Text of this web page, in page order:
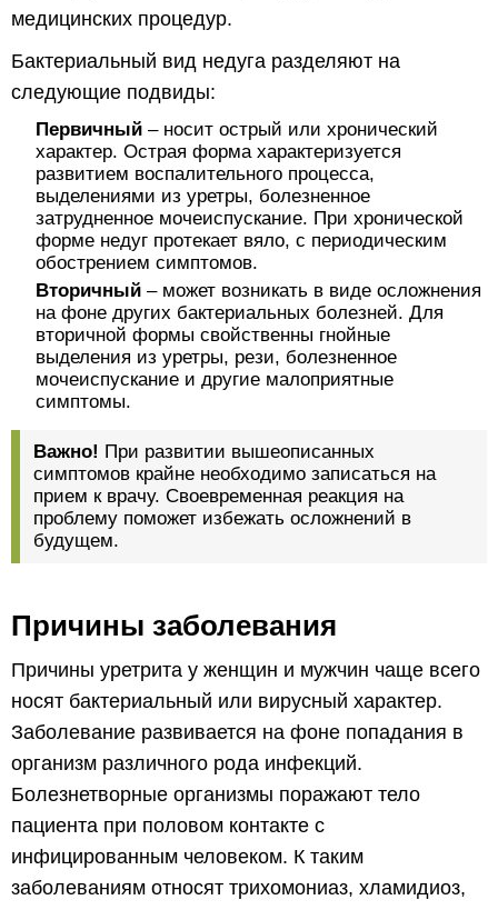
медицинских процедур.
Бактериальный вид недуга разделяют на
следующие подвиды:
Первичный – носит острый или хронический
характер. Острая форма характеризуется
развитием воспалительного процесса,
выделениями из уретры, болезненное
затрудненное мочеиспускание. При хронической
форме недуг протекает вяло, с периодическим
обострением симптомов.
Вторичный – может возникать в виде осложнения
на фоне других бактериальных болезней. Для
вторичной формы свойственны гнойные
выделения из уретры, рези, болезненное
мочеиспускание и другие малоприятные
симптомы.
Важно! При развитии вышеописанных
симптомов крайне необходимо записаться на
прием к врачу. Своевременная реакция на
проблему поможет избежать осложнений в
будущем.
Причины заболевания
Причины уретрита у женщин и мужчин чаще всего
носят бактериальный или вирусный характер.
Заболевание развивается на фоне попадания в
организм различного рода инфекций.
Болезнетворные организмы поражают тело
пациента при половом контакте с
инфицированным человеком. К таким
заболеваниям относят трихомониаз, хламидиоз,